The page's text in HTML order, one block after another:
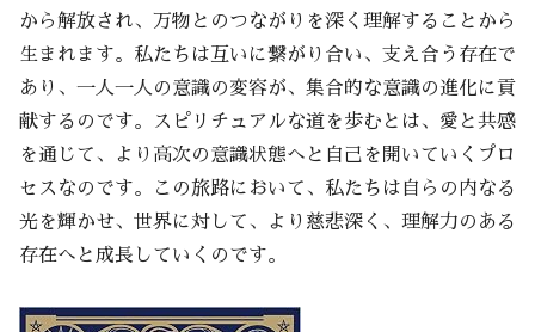
から解放され、万物とのつながりを深く理解することから
生まれます。私たちは互いに繋がり合い、支え合う存在で
あり、一人一人の意識の変容が、集合的な意識の進化に貢
献するのです。スピリチュアルな道を歩むとは、愛と共感
を通じて、より高次の意識状態へと自己を開いていくプロ
セスなのです。この旅路において、私たちは自らの内なる
光を輝かせ、世界に対して、より慈悲深く、理解力のある
存在へと成長していくのです。